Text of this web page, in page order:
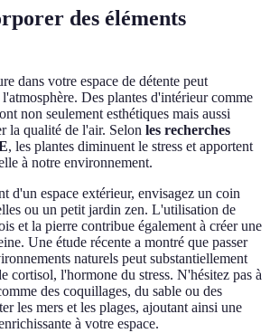
des éléments
dans votre espace de détente peut
Des plantes d'intérieur comme
non seulement esthétiques mais aussi
la qualité de l'air. Selon les recherches
, les plantes diminuent le stress et apportent
à notre environnement.
d'un espace extérieur, envisagez un coin
ou un petit jardin zen. L'utilisation de
et la pierre contribue également à créer une
Une étude récente a montré que passer
naturels peut substantiellement
cortisol, l'hormone du stress. N'hésitez pas à
des coquillages, du sable ou des
les mers et les plages, ajoutant ainsi une
à votre espace.